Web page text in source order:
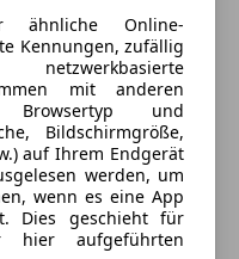
Schwarz
sind, können wir
ähnliche Online-
Kennungen, zufällig
mit anderen
und
Bildschirmgröße,
auf Ihrem Endgerät
werden, um
wenn es eine App
Dies geschieht für
aufgeführten